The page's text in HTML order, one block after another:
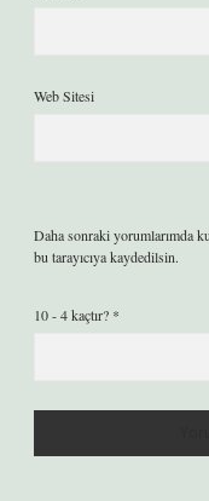
Web Sitesi
Daha sonraki yorumlarımda
bu tarayıcıya kaydedilsin.
10 - 4 kaçtır? *